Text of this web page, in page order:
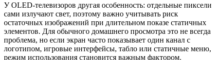
У OLED-телевизоров другая особенность: отдельные пиксели
сами излучают свет, поэтому важно учитывать риск
остаточных изображений при длительном показе статичных
элементов. Для обычного домашнего просмотра это не всегда
проблема, но если экран часто показывает один канал с
логотипом, игровые интерфейсы, табло или статичные меню,
режим использования становится важным фактором.